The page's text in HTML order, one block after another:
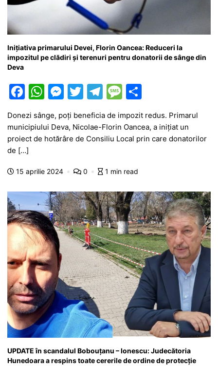
Inițiativa primarului Devei, Florin Oancea: Reduceri la
impozitul pe clădiri și terenuri pentru donatorii de sânge din
Deva
F
a
c
e
b
o
k
W
at
s
p
M
e
s
s
n
er
T
w
itt
er
T
e
gr
m
M
s
s
g
ta
je
Donezi sânge, poți beneficia de impozit redus. Primarul
municipiului Deva, Nicolae-Florin Oancea, a inițiat un
proiect de hotărâre de Consiliu Local prin care donatorilor
de […]
15 aprilie 2024 0 1 min read
UPDATE în scandalul Bobouțanu – Ionescu: Judecătoria
Hunedoara a respins toate cererile de ordine de protecție